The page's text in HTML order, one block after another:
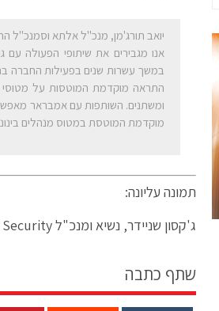
יואב תורג'מן, מנכ"ל אלתא וסמנכ"ל
אנו מגבירים את שיתופי הפעולה עם
במשך עשרות שנים בפעילות החברה
ומשתנים. השותפות עם אמבראר
מוקדמת המוטסת במטוס מנהלים
תמונה עליונה:
ג'קסון שניידר, נשיא ומנכ"ל Embraer Defense & Security נמרוד שפר מנכ"ל תעשייה אווירית
שתף כתבה